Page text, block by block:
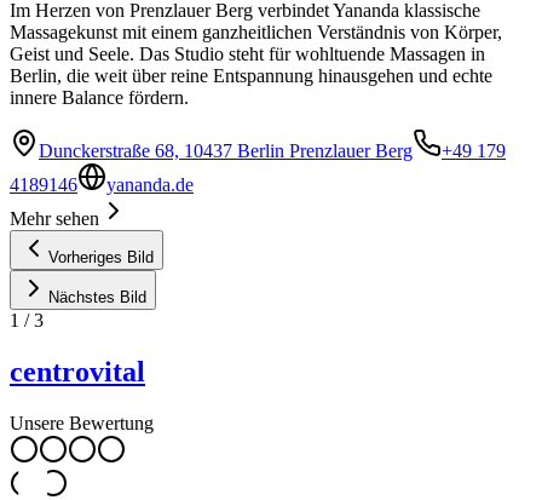
Im Herzen von Prenzlauer Berg verbindet Yananda klassische
Massagekunst mit einem ganzheitlichen Verständnis von Körper,
Geist und Seele. Das Studio steht für wohltuende Massagen in
Berlin, die weit über reine Entspannung hinausgehen und echte
innere Balance fördern.
Dunckerstraße 68, 10437 Berlin Prenzlauer Berg
+49 179
4189146
yananda.de
Mehr sehen
Vorheriges Bild
Nächstes Bild
1 /3
centrovital
Unsere Bewertung